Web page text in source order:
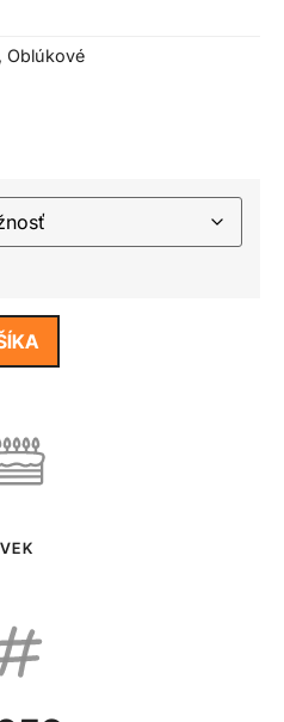
Oblúkové
VEK